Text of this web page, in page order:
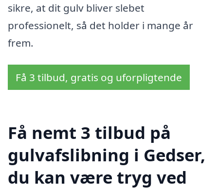
sikre, at dit gulv bliver slebet
professionelt, så det holder i mange år
frem.
Få 3 tilbud, gratis og uforpligtende
Få nemt 3 tilbud på
gulvafslibning i Gedser,
du kan være tryg ved